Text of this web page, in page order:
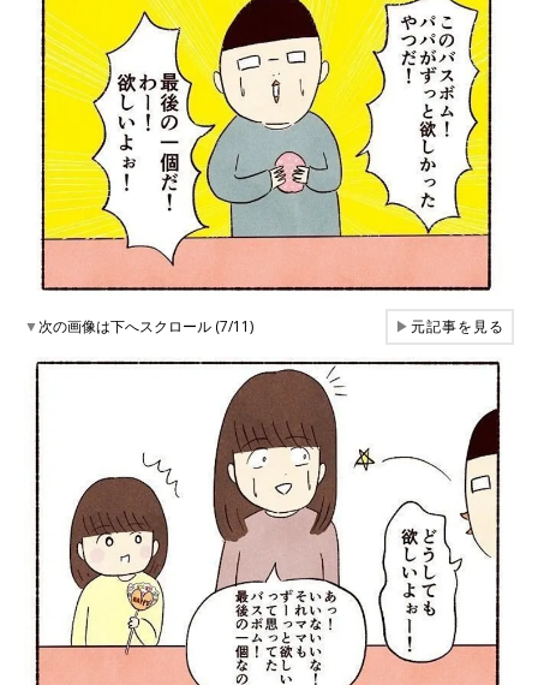
▼次の画像は下へスクロール (7/11) ▶元記事を見る